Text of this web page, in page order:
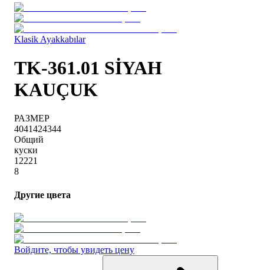
Klasik Ayakkabılar
TK-361.01 SİYAH
KAUÇUK
РАЗМЕР
4041424344
Общий
куски
12221
8
Другие цвета
Войдите, чтобы увидеть цену